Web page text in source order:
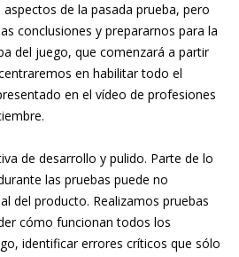
de la pasada prueba, pero
conclusiones y prepararnos para la
del juego, que comenzará a partir
en habilitar todo el
en el vídeo de profesiones
de desarrollo y pulido. Parte de lo
las pruebas puede no
del producto. Realizamos pruebas
cómo funcionan todos los
identificar errores críticos que sólo